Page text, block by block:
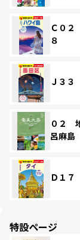
Ｃ０
８
Ｊ３
０２
呂麻島
Ｄ１
特設ページ